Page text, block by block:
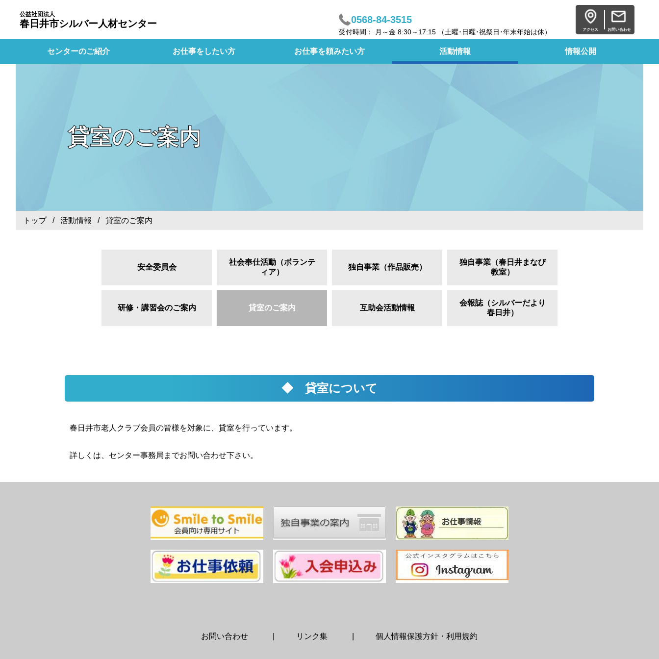
公益社団法人
春日井市シルバー人材センター 0568-84-3515
受付時間： 月～金 8:30～17:15 （土曜･日曜･祝祭日･年末年始は休） アクセス お問い合わせ
センターのご紹介 お仕事をしたい方 お仕事を頼みたい方 活動情報 情報公開
貸室のご案内
トップ/ 活動情報 / 貸室のご案内
安全委員会
社会奉仕活動（ボランテ
ィア）
独自事業（作品販売）
独自事業（春日井まなび
教室）
研修・講習会のご案内 貸室のご案内 互助会活動情報
会報誌（シルバーだより
春日井）
◆ 貸室について
春日井市老人クラブ会員の皆様を対象に、貸室を行っています。
詳しくは、センター事務局までお問い合わせ下さい。
お問い合わせ リンク集 個人情報保護方針・利用規約